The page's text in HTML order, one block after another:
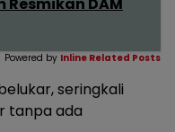
Powered by Inline Related Posts
seringkali
tanpa ada